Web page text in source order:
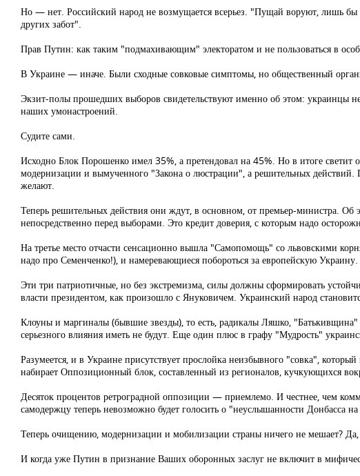
Но — нет. Российский народ не возмущается всерьез. "Пущай воруют, лишь
других забот".
Прав Путин: как таким "подмахивающим" электоратом и не пользоваться в
В Украине — иначе. Были сходные совковые симптомы, но общественный
Экзит-полы прошедших выборов свидетельствуют именно об этом: украинцы
наших умонастроений.
Судите сами.
Исходно Блок Порошенко имел 35%, а претендовал на 45%. Но в итоге светит
модернизации и вымученного "Закона о люстрации", а решительных действий.
желают.
Теперь решительных действия они ждут, в основном, от премьер-министра. Об
непосредственно перед выборами. Это кредит доверия, с которым надо
На третье место отчасти сенсационно вышла "Самопомощь" со львовскими
надо про Семенченко!), и намеревающиеся побороться за европейскую Украину.
Эти три патриотичные, но без экстремизма, силы должны сформировать
власти президентом, как произошло с Януковичем. Украинский народ
Клоуны и маргиналы (бывшие звезды), то есть, радикалы Ляшко,
серьезного влияния иметь не будут. Еще один плюс в графу "Мудрость"
Разумеется, и в Украине присутствует прослойка неизбывного "совка",
набирает Оппозиционный блок, составленный из регионалов, кучкующихся
Десяток процентов ретроградной оппозиции — приемлемо. И честнее, чем
самодержцу теперь невозможно будет голосить о "неуслышанности Донбасса
Теперь очищению, модернизации и мобилизации страны ничего не мешает? Да,
И когда уже Путин в признание Ваших оборонных заслуг не включит в